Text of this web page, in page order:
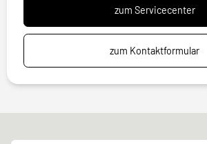
zum Servicecenter
zum Kontaktformular